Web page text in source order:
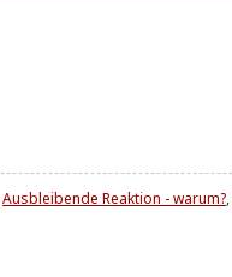
Ausbleibende Reaktion - warum?,